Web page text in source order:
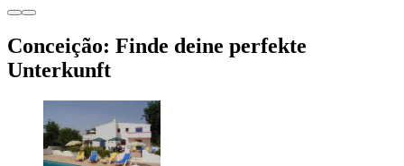
Conceição: Finde deine perfekte
Unterkunft